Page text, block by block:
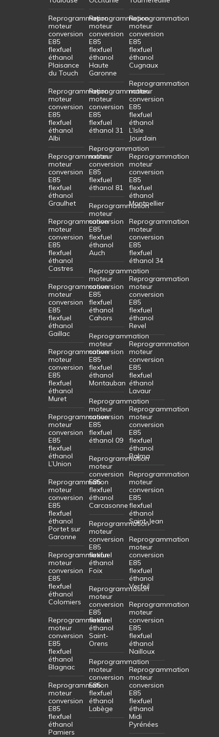
Reprogrammation
moteur
conversion
E85
flexfuel
éthanol
Plaisance
du Touch
Reprogrammation
moteur
conversion
E85
flexfuel
éthanol
Albi
Reprogrammation
moteur
conversion
E85
flexfuel
éthanol
Graulhet
Reprogrammation
moteur
conversion
E85
flexfuel
éthanol
Castres
Reprogrammation
moteur
conversion
E85
flexfuel
éthanol
Gaillac
Reprogrammation
moteur
conversion
E85
flexfuel
éthanol
Muret
Reprogrammation
moteur
conversion
E85
flexfuel
éthanol
L’Union
Reprogrammation
moteur
conversion
E85
flexfuel
éthanol
Portet sur
Garonne
Reprogrammation
moteur
conversion
E85
flexfuel
éthanol
Colomiers
Reprogrammation
moteur
conversion
E85
flexfuel
éthanol
Blagnac
Reprogrammation
moteur
conversion
E85
flexfuel
éthanol
Pamiers
Reprogrammation
moteur
conversion
E85
flexfuel
éthanol
Haute
Garonne
Reprogrammation
moteur
conversion
E85
flexfuel
éthanol 31
Reprogrammation
moteur
conversion
E85
flexfuel
éthanol 81
Reprogrammation
moteur
conversion
E85
flexfuel
éthanol
Auch
Reprogrammation
moteur
conversion
E85
flexfuel
éthanol
Cahors
Reprogrammation
moteur
conversion
E85
flexfuel
éthanol
Montauban
Reprogrammation
moteur
conversion
E85
flexfuel
éthanol 09
Reprogrammation
moteur
conversion
E85
flexfuel
éthanol
Carcasonne
Reprogrammation
moteur
conversion
E85
flexfuel
éthanol
Foix
Reprogrammation
moteur
conversion
E85
flexfuel
éthanol
Saint-
Orens
Reprogrammation
moteur
conversion
E85
flexfuel
éthanol
Labège
Reprogrammation
moteur
conversion
E85
flexfuel
éthanol
Cugnaux
Reprogrammation
moteur
conversion
E85
flexfuel
éthanol
L’Isle
Jourdain
Reprogrammation
moteur
conversion
E85
flexfuel
éthanol
Montpellier
Reprogrammation
moteur
conversion
E85
flexfuel
éthanol 34
Reprogrammation
moteur
conversion
E85
flexfuel
éthanol
Revel
Reprogrammation
moteur
conversion
E85
flexfuel
éthanol
Lavaur
Reprogrammation
moteur
conversion
E85
flexfuel
éthanol
Balma
Reprogrammation
moteur
conversion
E85
flexfuel
éthanol
Saint-Jean
Reprogrammation
moteur
conversion
E85
flexfuel
éthanol
Verfeil
Reprogrammation
moteur
conversion
E85
flexfuel
éthanol
Nailloux
Reprogrammation
moteur
conversion
E85
flexfuel
éthanol
Midi
Pyrénées